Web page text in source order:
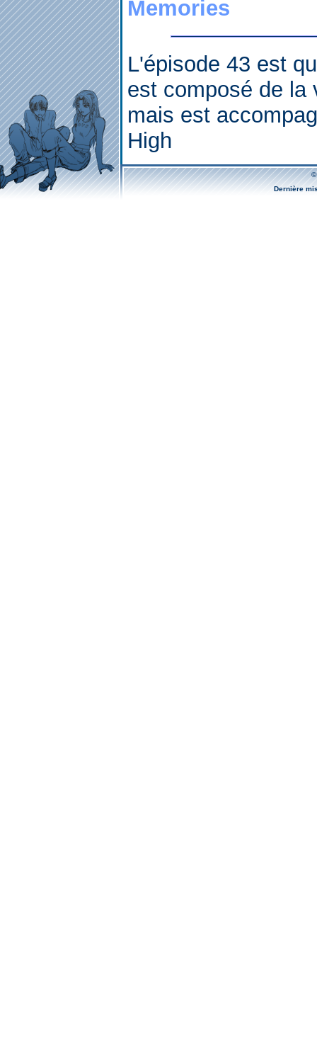
Memories
L'épisode 43 est
est composé de la
mais est
High
©
Dernière